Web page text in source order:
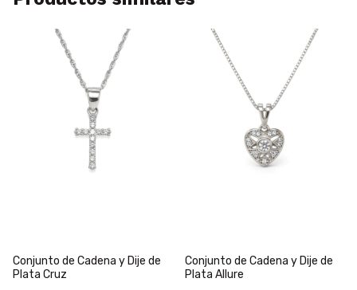
Conjunto de Cadena y Dije de
Plata Cruz
Conjunto de Cadena y Dije de
Plata Allure